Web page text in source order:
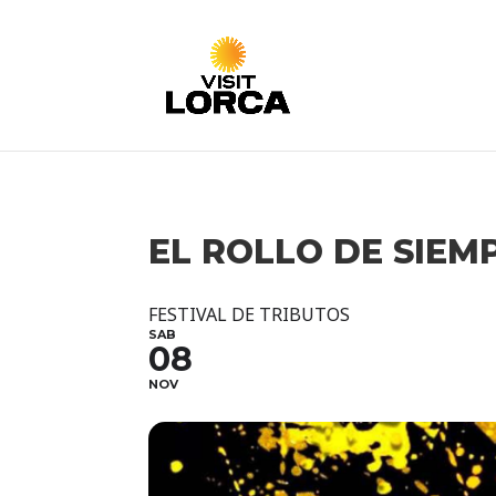
EL ROLLO DE
FESTIVAL DE TRIBUTOS
SAB
08
NOV